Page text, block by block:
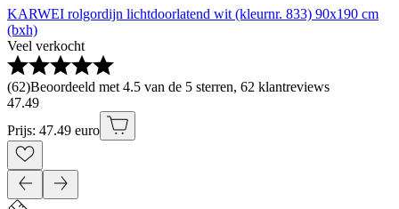
KARWEI rolgordijn lichtdoorlatend wit (kleurnr. 833) 90x190 cm
(bxh)
Veel verkocht
(62)Beoordeeld met 4.5 van de 5 sterren, 62 klantreviews
47.49
Prijs: 47.49 euro